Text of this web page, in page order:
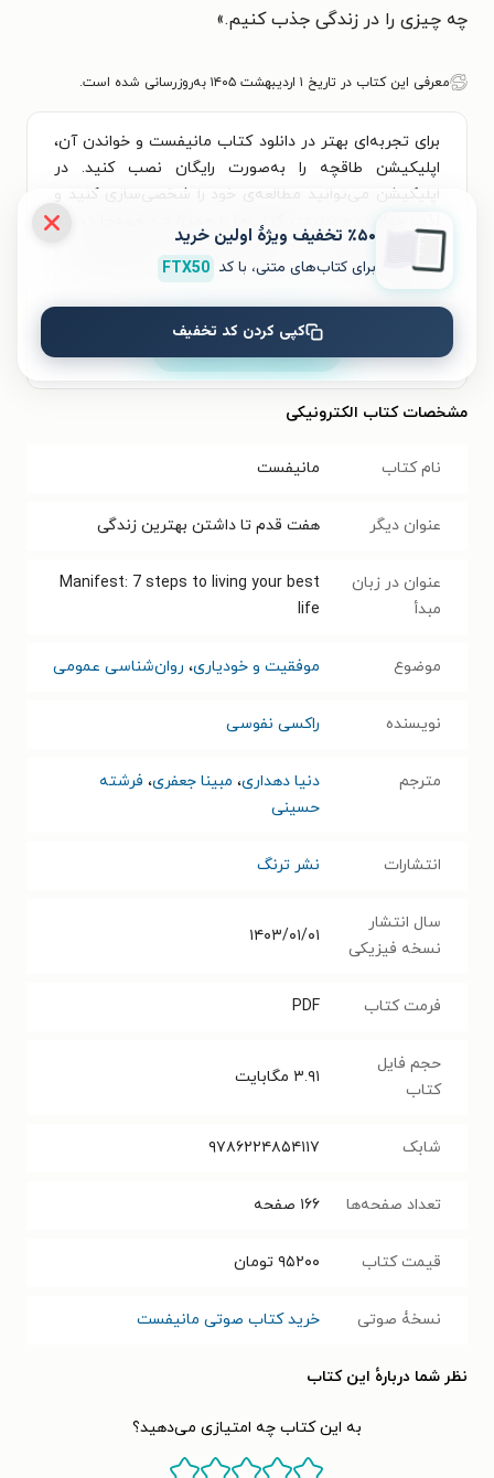
چه چیزی را در زندگی جذب کنیم.»
معرفی این کتاب در تاریخ ۱ اردیبهشت ۱۴۰۵ به‌روزرسانی شده است.
برای تجربه‌ای بهتر در دانلود کتاب مانیفست و خواندن آن،
اپلیکیشن طاقچه را به‌صورت رایگان نصب کنید. در
اپلیکیشن می‌توانید مطالعه‌ی خود را شخصی‌سازی کنید و
لذت خواندن و شنیدن کتاب‌ها را همیشه و همه‌جا تجربه
کنید. علاوه‌بر دسترسی آسان، امکان خرید هزاران کتاب
صوتی و الکترونیکی با تخفیف‌های ویژه و بهترین قیمت هم
مشخصات کتاب الکترونیکی
نام کتاب مانیفست
عنوان دیگر هفت قدم تا داشتن بهترین زندگی
عنوان در زبان
مبدأ
Manifest: 7 steps to living your best
life
موضوع موفقیت و خودیاری، روان‌شناسی عمومی
نویسنده راکسی نفوسی
مترجم دنیا دهداری، مبینا جعفری، فرشته
حسینی
انتشارات نشر ترنگ
سال انتشار
نسخه فیزیکی
۱۴۰۳/۰۱/۰۱
فرمت کتاب PDF
حجم فایل
کتاب
۳.۹۱ مگابایت
شابک ۹۷۸۶۲۲۴۸۵۴۱۱۷
تعداد صفحه‌ها ۱۶۶ صفحه
قیمت کتاب ۹۵۲۰۰ تومان
نسخۀ صوتی خرید کتاب صوتی مانیفست
نظر شما دربارهٔ این کتاب
به این کتاب چه امتیازی می‌دهید؟
٪۵۰ تخفیف ویژۀ اولین خرید
برای کتاب‌های متنی، با کد FTX50
کپی کردن کد تخفیف